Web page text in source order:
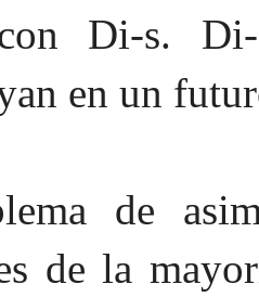
Di-s.
en un
de
de la